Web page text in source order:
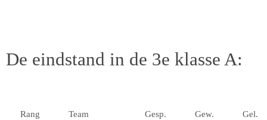
De eindstand in de 3e klasse A:
Rang Team Gesp. Gew. Gel.